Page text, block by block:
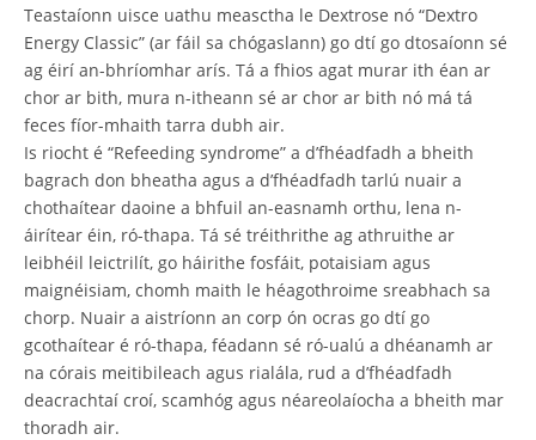
Teastaíonn uisce uathu measctha le Dextrose nó “Dextro
Energy Classic” (ar fáil sa chógaslann) go dtí go dtosaíonn sé
ag éirí an-bhríomhar arís. Tá a fhios agat murar ith éan ar
chor ar bith, mura n-itheann sé ar chor ar bith nó má tá
feces fíor-mhaith tarra dubh air.
Is riocht é “Refeeding syndrome” a d’fhéadfadh a bheith
bagrach don bheatha agus a d’fhéadfadh tarlú nuair a
chothaítear daoine a bhfuil an-easnamh orthu, lena n-
áirítear éin, ró-thapa. Tá sé tréithrithe ag athruithe ar
leibhéil leictrilít, go háirithe fosfáit, potaisiam agus
maignéisiam, chomh maith le héagothroime sreabhach sa
chorp. Nuair a aistríonn an corp ón ocras go dtí go
gcothaítear é ró-thapa, féadann sé ró-ualú a dhéanamh ar
na córais meitibileach agus rialála, rud a d’fhéadfadh
deacrachtaí croí, scamhóg agus néareolaíocha a bheith mar
thoradh air.